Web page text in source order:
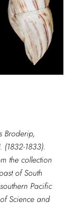
Broderip,
(1832-1833).
the collection
of South
Pacific
Science and